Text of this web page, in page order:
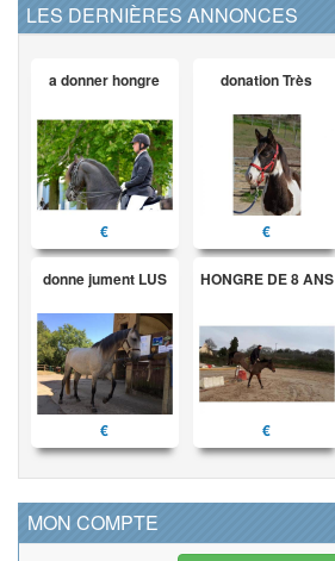
LES DERNIÈRES ANNONCES
a donner hongre
€
donation Très
€
donne jument LUS
€
HONGRE DE 8 ANS
€
MON COMPTE